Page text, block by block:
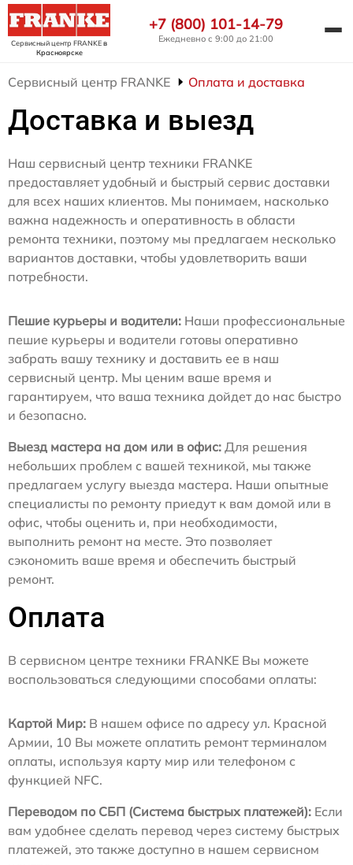
Сервисный центр FRANKEв
Красноярске
+7 (800) 101-14-79
Ежедневно с 9:00 до 21:00
Сервисный центр FRANKE Оплата и доставка
Доставка и выезд
Наш сервисный центр техники FRANKE
предоставляет удобный и быстрый сервис доставки
для всех наших клиентов. Мы понимаем, насколько
важна надежность и оперативность в области
ремонта техники, поэтому мы предлагаем несколько
вариантов доставки, чтобы удовлетворить ваши
потребности.
Пешие курьеры и водители: Наши профессиональные
пешие курьеры и водители готовы оперативно
забрать вашу технику и доставить ее в наш
сервисный центр. Мы ценим ваше время и
гарантируем, что ваша техника дойдет до нас быстро
и безопасно.
Выезд мастера на дом или в офис: Для решения
небольших проблем с вашей техникой, мы также
предлагаем услугу выезда мастера. Наши опытные
специалисты по ремонту приедут к вам домой или в
офис, чтобы оценить и, при необходимости,
выполнить ремонт на месте. Это позволяет
сэкономить ваше время и обеспечить быстрый
ремонт.
Оплата
В сервисном центре техники FRANKE Вы можете
воспользоваться следующими способами оплаты:
Картой Мир: В нашем офисе по адресу ул. Красной
Армии, 10 Вы можете оплатить ремонт терминалом
оплаты, используя карту мир или телефоном с
функцией NFC.
Переводом по СБП (Система быстрых платежей): Если
вам удобнее сделать перевод через систему быстрых
платежей, это также доступно в нашем сервисном